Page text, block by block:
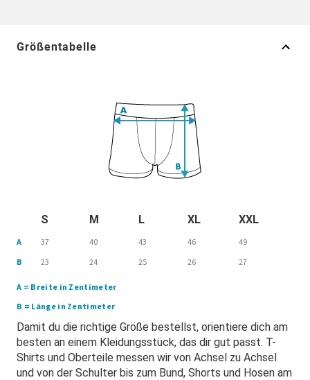
Größentabelle
S M L XL XXL
A 37 40 43 46
49
B
23 24 25 26 27
A = Breite in Zentimeter
B = Länge in Zentimeter
Damit du die richtige Größe bestellst, orientiere dich am
besten an einem Kleidungsstück, das dir gut passt. T-
Shirts und Oberteile messen wir von Achsel zu Achsel
und von der Schulter bis zum Bund, Shorts und Hosen am